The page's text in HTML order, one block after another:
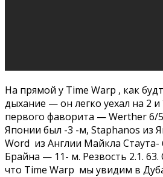
На прямой у Time Warp , как
дыхание — он легко уехал на 2 и
первого фаворита — Werther 6/
Японии был -3 -м, Staphanos из
Word из Англии Майкла
Брайна — 11- м. Резвость 2.1.
что Time Warp мы увидим в